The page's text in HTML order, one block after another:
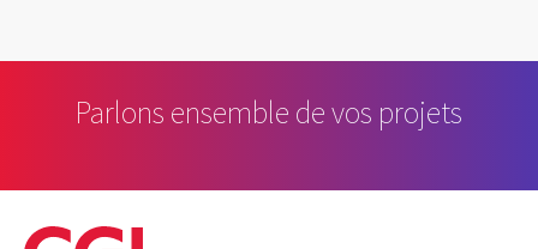
Parlons ensemble de vos projets